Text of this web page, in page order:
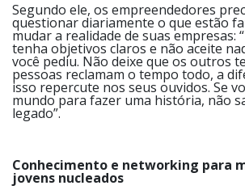
Segundo ele, os empreendedores
questionar diariamente o que estão
mudar a realidade de suas empresas:
tenha objetivos claros e não aceite
você pediu. Não deixe que os outros
pessoas reclamam o tempo todo, a
isso repercute nos seus ouvidos. Se
mundo para fazer uma história, não
legado”.
Conhecimento e networking para
jovens nucleados